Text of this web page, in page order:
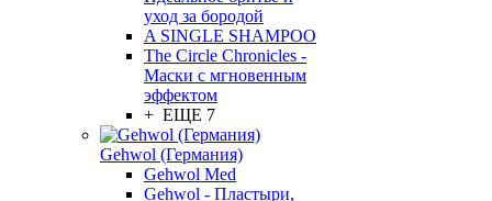
уход за бородой
A SINGLE SHAMPOO
The Circle Chronicles -
Маски с мгновенным
эффектом
+ ЕЩЕ 7
Gehwol (Германия)
Gehwol Med
Gehwol - Пластыри,